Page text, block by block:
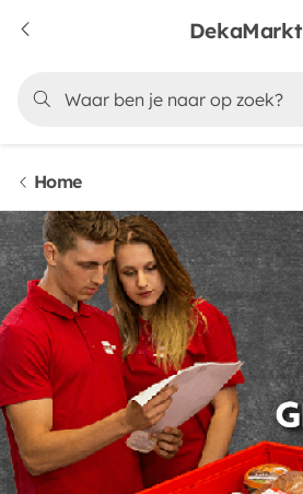
DekaMarkt
Home